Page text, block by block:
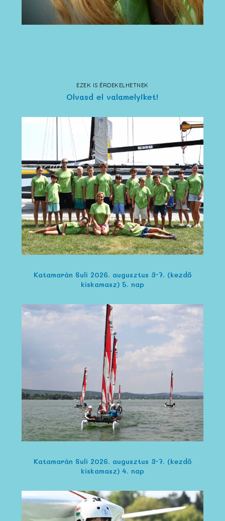
EZEK IS ÉRDEKELHETNEK
Olvasd el valamelyiket!
Katamarán Suli 2026. augusztus 3-7. (kezdő
kiskamasz) 5. nap
Katamarán Suli 2026. augusztus 3-7. (kezdő
kiskamasz) 4. nap